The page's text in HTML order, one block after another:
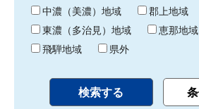
中濃（美濃）地域
郡上地域
東濃（多治見）地域
恵那地域
飛騨地域
県外